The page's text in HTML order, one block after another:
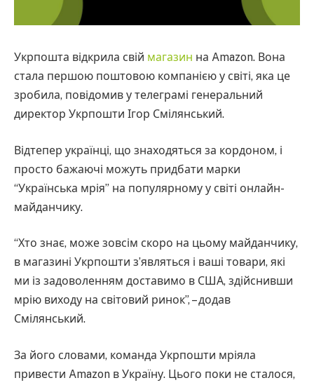
Укрпошта відкрила свій магазин на Amazon. Вона
стала першою поштовою компанією у світі, яка це
зробила, повідомив у телеграмі генеральний
директор Укрпошти Ігор Смілянський.
Відтепер українці, що знаходяться за кордоном, і
просто бажаючі можуть придбати марки
“Українська мрія” на популярному у світі онлайн-
майданчику.
“Хто знає, може зовсім скоро на цьому майданчику,
в магазині Укрпошти з’являться і ваші товари, які
ми із задоволенням доставимо в США, здійснивши
мрію виходу на світовий ринок”, – додав
Смілянський.
За його словами, команда Укрпошти мріяла
привести Amazon в Україну. Цього поки не сталося,